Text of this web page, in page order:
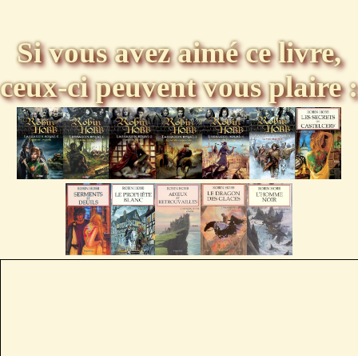
Si vous avez aimé ce livre,
ceux-ci peuvent vous plaire :